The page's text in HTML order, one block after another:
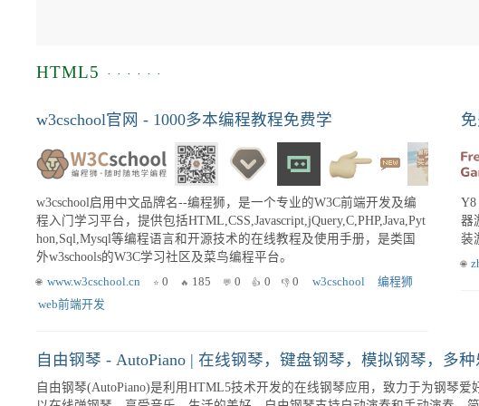
HTML5
w3cschool官网 - 1000多本编程教程免费学
w3cschool启用中文品牌名--编程狮，是一个专业的W3C前端开发及编
程入门学习平台，提供包括HTML,CSS,Javascript,jQuery,C,PHP,Java,Pyt
hon,Sql,Mysql等编程语言和开源技术的在线教程及使用手册，是类国
外w3schools的W3C学习社区及菜鸟编程平台。
www.w3cschool.cn 0 185 0 0 0 w3cschool
编程狮
web前端开发
Y8
器
装
自由钢琴 - AutoPiano | 在线钢琴，键盘钢琴，模拟钢琴，多
自由钢琴(AutoPiano)是利用HTML5技术开发的在线钢琴应用，致力于为钢琴